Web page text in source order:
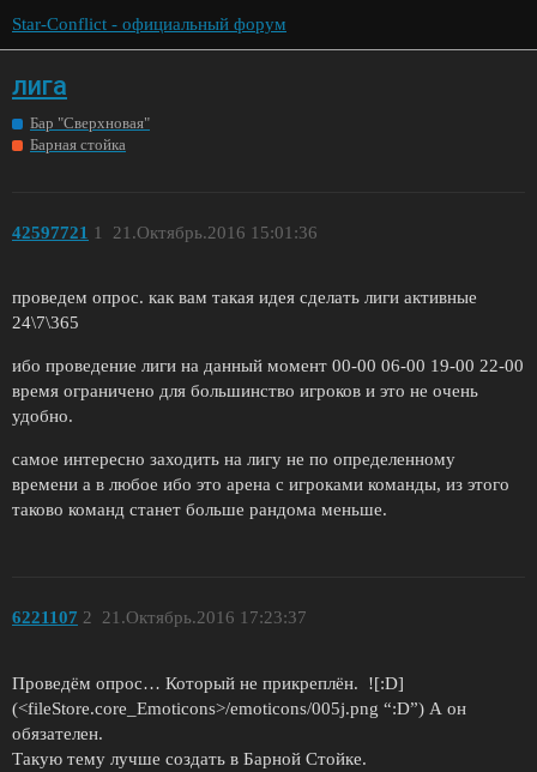
Star-Conflict - официальный форум
лига
Бар "Сверхновая"
Барная стойка
42597721 21.Октябрь.2016 15:01:36
1
проведем опрос. как вам такая идея сделать лиги активные
24\7\365
ибо проведение лиги на данный момент 00-00 06-00 19-00 22-00
время ограничено для большинство игроков и это не очень
удобно.
самое интересно заходить на лигу не по определенному
времени а в любое ибо это арена с игроками команды, из этого
таково команд станет больше рандома меньше.
6221107 21.Октябрь.2016 17:23:37
2
Проведём опрос… Который не прикреплён. ![:D]
(<fileStore.core_Emoticons>/emoticons/005j.png “:D”) А он
обязателен.
Такую тему лучше создать в Барной Стойке.